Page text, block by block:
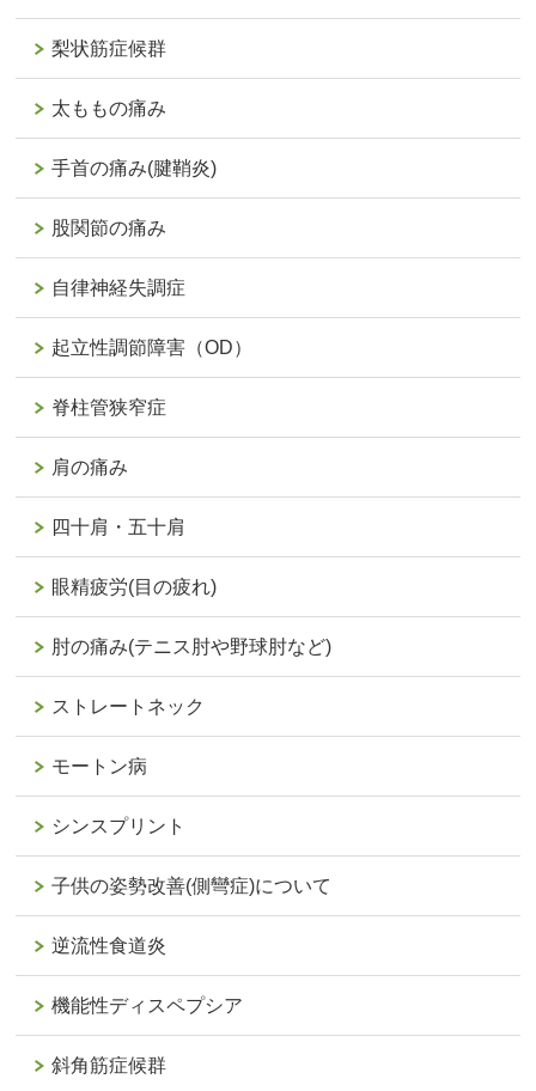
梨状筋症候群
太ももの痛み
手首の痛み(腱鞘炎)
股関節の痛み
自律神経失調症
起立性調節障害（OD）
脊柱管狭窄症
肩の痛み
四十肩・五十肩
眼精疲労(目の疲れ)
肘の痛み(テニス肘や野球肘など)
ストレートネック
モートン病
シンスプリント
子供の姿勢改善(側彎症)について
逆流性食道炎
機能性ディスペプシア
斜角筋症候群